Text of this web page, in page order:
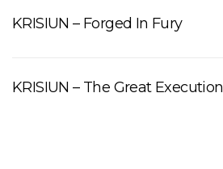
KRISIUN – Forged In Fury
KRISIUN – The Great Execution